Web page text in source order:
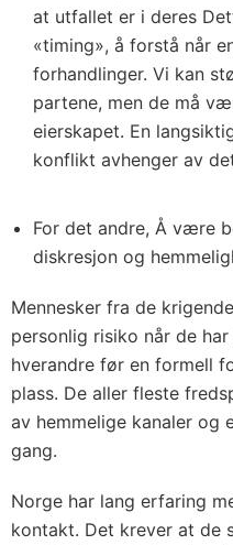
at utfallet er i deres
«timing», å forstå når
forhandlinger. Vi kan
partene, men de må
eierskapet. En
konflikt avhenger av
For det andre, Å være
diskresjon og
Mennesker fra de
personlig risiko når de
hverandre før en formell
plass. De aller fleste
av hemmelige kanaler og
gang.
Norge har lang erfaring
kontakt. Det krever at de